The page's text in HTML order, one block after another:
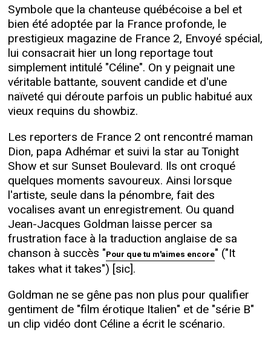
Symbole que la chanteuse québécoise a bel et
bien été adoptée par la France profonde, le
prestigieux magazine de France 2, Envoyé spécial,
lui consacrait hier un long reportage tout
simplement intitulé "Céline". On y peignait une
véritable battante, souvent candide et d'une
naïveté qui déroute parfois un public habitué aux
vieux requins du showbiz.
Les reporters de France 2 ont rencontré maman
Dion, papa Adhémar et suivi la star au Tonight
Show et sur Sunset Boulevard. Ils ont croqué
quelques moments savoureux. Ainsi lorsque
l'artiste, seule dans la pénombre, fait des
vocalises avant un enregistrement. Ou quand
Jean-Jacques Goldman laisse percer sa
frustration face à la traduction anglaise de sa
chanson à succès "Pour que tu m'aimes encore" ("It
takes what it takes") [sic].
Goldman ne se gêne pas non plus pour qualifier
gentiment de "film érotique Italien" et de "série B"
un clip vidéo dont Céline a écrit le scénario.